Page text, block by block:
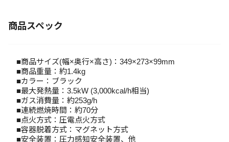
商品スペック
■商品サイズ(幅×奥行×高さ)：349×273×99mm
■商品重量：約1.4kg
■カラー：ブラック
■最大発熱量：3.5kW (3,000kcal/h相当)
■ガス消費量：約253g/h
■連続燃焼時間：約70分
■点火方式：圧電点火方式
■容器脱着方式：マグネット方式
■安全装置：圧力感知安全装置、他